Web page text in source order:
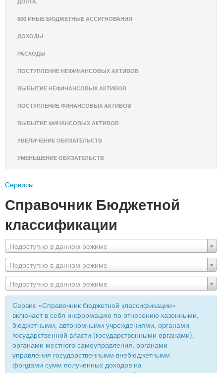
800 ИНЫЕ БЮДЖЕТНЫЕ АССИГНОВАНИЯ
ДОХОДЫ
РАСХОДЫ
ПОСТУПЛЕНИЕ НЕФИНАНСОВЫХ АКТИВОВ
ВЫБЫТИЕ НЕФИНАНСОВЫХ АКТИВОВ
ПОСТУПЛЕНИЕ ФИНАНСОВЫХ АКТИВОВ
ВЫБЫТИЕ ФИНАНСОВЫХ АКТИВОВ
УВЕЛИЧЕНИЕ ОБЯЗАТЕЛЬСТВ
УМЕНЬШЕНИЕ ОБЯЗАТЕЛЬСТВ
Сервисы
Справочник Бюджетной
классификации
Недоступно в данном режиме
Недоступно в данном режиме
Недоступно в данном режиме
Сервис «Справочник бюджетной классификации»
включает в себя информацию по отнесению казенными,
бюджетными, автономными учреждениями, органами
государственной власти (государственными органами),
органами местного самоуправления, органами
управления государственными внебюджетными
фондами сумм полученных доходов на